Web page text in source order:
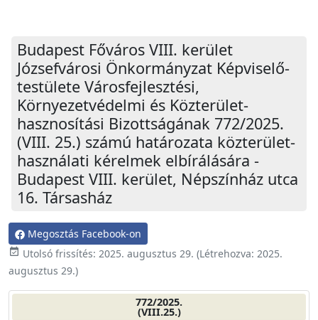
Budapest Főváros VIII. kerület
Józsefvárosi Önkormányzat Képviselő-
testülete Városfejlesztési,
Környezetvédelmi és Közterület-
hasznosítási Bizottságának 772/2025.
(VIII. 25.) számú határozata közterület-
használati kérelmek elbírálására -
Budapest VIII. kerület, Népszínház utca
16. Társasház
Megosztás Facebook-on
event_available Utolsó frissítés: 2025. augusztus 29. (Létrehozva: 2025.
augusztus 29.)
772/2025.
(VIII.25.)